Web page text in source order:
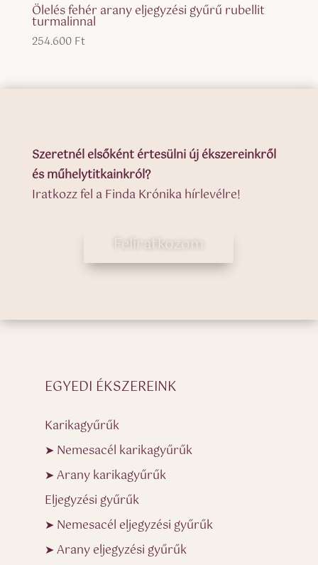
Ölelés fehér arany eljegyzési gyűrű rubellit
turmalinnal
254.600 Ft
Szeretnél elsőként értesülni új ékszereinkről
és műhelytitkainkról?
Iratkozz fel a Finda Krónika hírlevélre!
Feliratkozom
EGYEDI ÉKSZEREINK
Karikagyűrűk
➤ Nemesacél karikagyűrűk
➤ Arany karikagyűrűk
Eljegyzési gyűrűk
➤ Nemesacél eljegyzési gyűrűk
➤ Arany eljegyzési gyűrűk